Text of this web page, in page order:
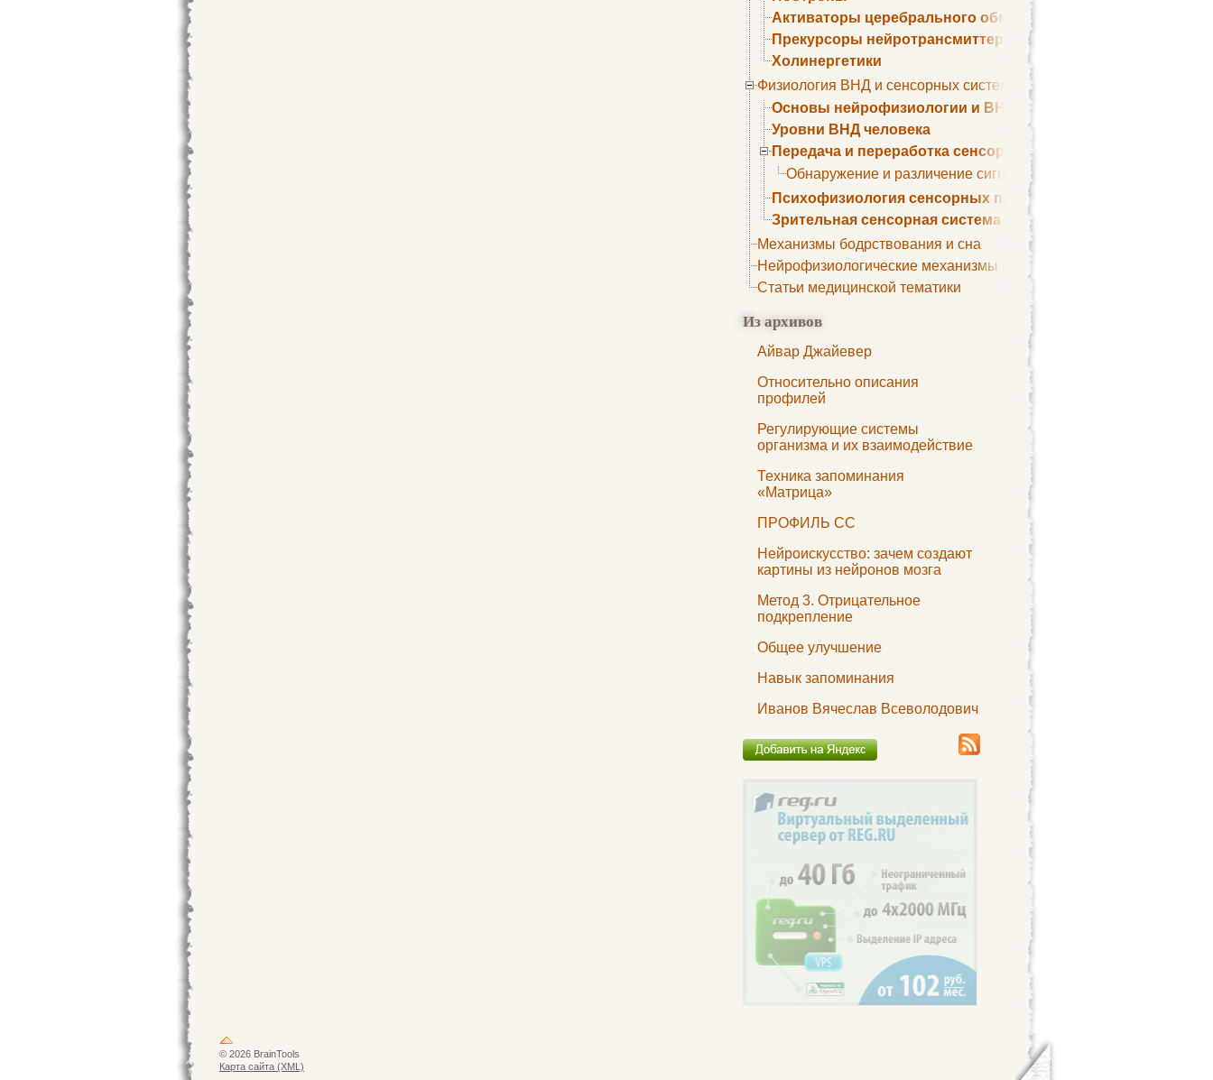
Активаторы церебрального обмена веществ
Прекурсоры нейротрансмиттеров
Холинергетики
Физиология ВНД и сенсорных систем
Основы нейрофизиологии и ВНД
Уровни ВНД человека
Передача и переработка сенсорных сигналов
Обнаружение и различение сигналов. Сенсорная рецепция
Психофизиология сенсорных процессов
Зрительная сенсорная система
Механизмы бодрствования и сна
Нейрофизиологические механизмы сна
Статьи медицинской тематики
Из архивов
Айвар Джайевер
Относительно описания
профилей
Регулирующие системы
организма и их взаимодействие
Техника запоминания
«Матрица»
ПРОФИЛЬ СС
Нейроискусство: зачем создают
картины из нейронов мозга
Метод 3. Отрицательное
подкрепление
Общее улучшение
Навык запоминания
Иванов Вячеслав Всеволодович
© 2026 BrainTools
Карта сайта (XML)